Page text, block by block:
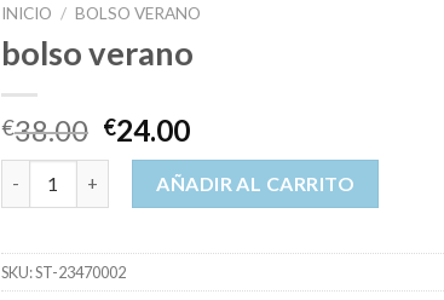
INICIO / BOLSO VERANO
bolso verano
€38.00 €24.00
bolso verano cantidadAÑADIR AL CARRITO
SKU:ST-23470002